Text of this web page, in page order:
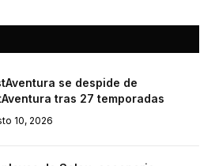
se despide de
tras 27 temporadas
10, 2026